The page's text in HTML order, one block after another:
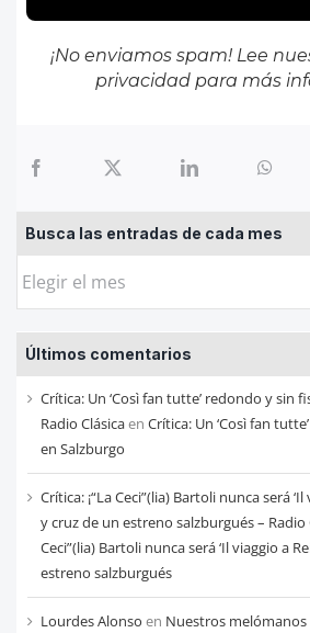
¡No enviamos spam! Lee
privacidadpara más
Busca las entradas de cada mes
Busca
entradas
de
cada
mes
Últimos comentarios
Crítica: Un ‘Così fan tutte’ redondo y sin
Radio Clásicaen Crítica: Un ‘Così fan
en Salzburgo
Crítica: ¡“La Ceci”(lia) Bartoli nunca será ‘Il
y cruz de un estreno salzburgués – Radio
Ceci”(lia) Bartoli nunca será ‘Il viaggio a
estreno salzburgués
Lourdes Alonso en Nuestros melómanos